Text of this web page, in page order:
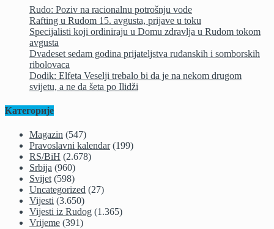
Rudo: Poziv na racionalnu potrošnju vode
Rafting u Rudom 15. avgusta, prijave u toku
Specijalisti koji ordiniraju u Domu zdravlja u Rudom tokom
avgusta
Dvadeset sedam godina prijateljstva ruđanskih i somborskih
ribolovaca
Dodik: Elfeta Veselji trebalo bi da je na nekom drugom
svijetu, a ne da šeta po Ilidži
Категорије
Magazin (547)
Pravoslavni kalendar(199)
RS/BiH (2.678)
Srbija (960)
Svijet (598)
Uncategorized (27)
Vijesti (3.650)
Vijesti iz Rudog (1.365)
Vrijeme (391)